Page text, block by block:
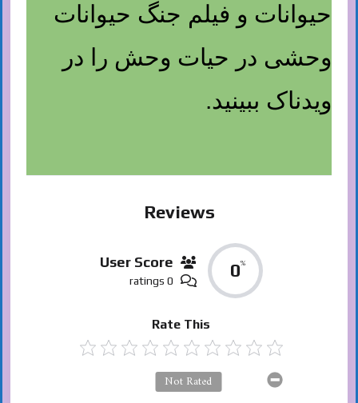
حیوانات و فیلم جنگ حیوانات
وحشی در حیات وحش را در
ویدناک ببینید.
Reviews
0%
User Score
0 ratings
Rate This
Not Rated